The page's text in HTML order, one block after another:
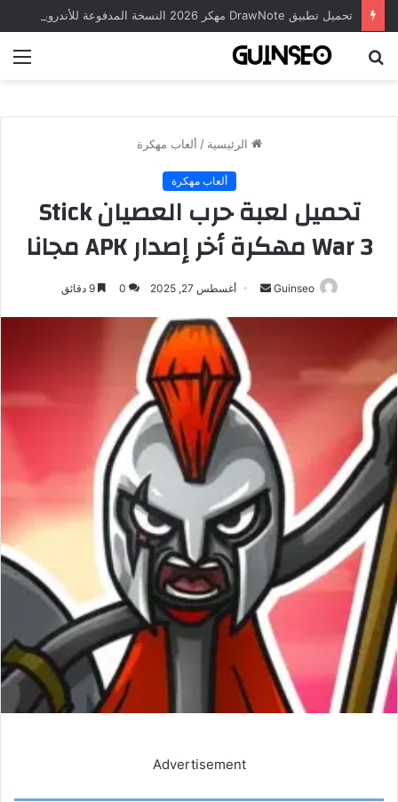
الرئيسية / ألعاب مهكرة
ألعاب مهكرة
تحميل لعبة حرب العصيان Stick
War 3 مهكرة أخر إصدار APK مجانا
Guinseo
أرسل
إلكترونيا
أغسطس 27, 2025 0 9 دقائق
Advertisement